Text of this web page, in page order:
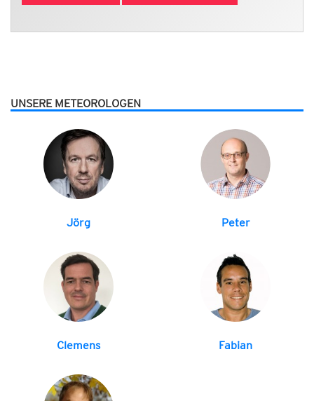
UNSERE METEOROLOGEN
Jörg Peter
Clemens Fabian